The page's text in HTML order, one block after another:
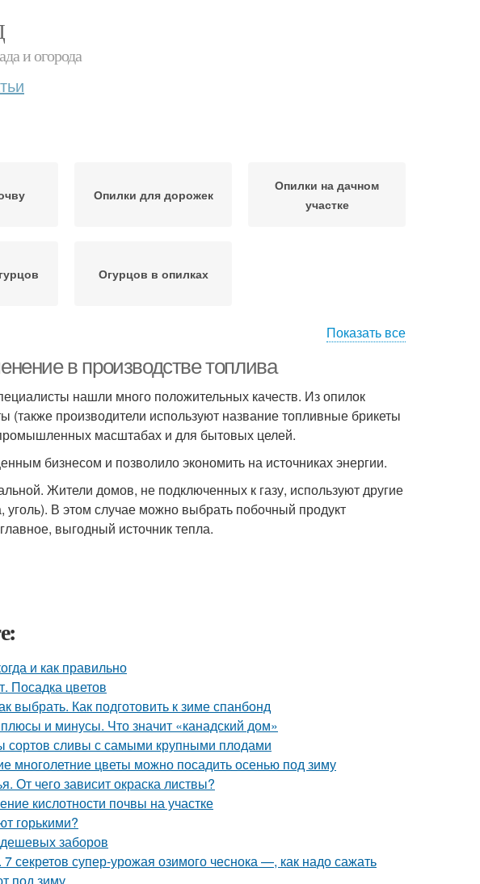
и огорода
Опилки для дорожек
Опилки на дачном
участке
Огурцов в опилках
Показать все
в производстве топлива
нашли много положительных качеств. Из опилок
(также производители используют название топливные брикеты
масштабах и для бытовых целей.
бизнесом и позволило экономить на источниках энергии.
Жители домов, не подключенных к газу, используют другие
В этом случае можно выбрать побочный продукт
выгодный источник тепла.
и как правильно
Посадка цветов
выбрать. Как подготовить к зиме спанбонд
и минусы. Что значит «канадский дом»
сортов сливы с самыми крупными плодами
многолетние цветы можно посадить осенью под зиму
От чего зависит окраска листвы?
кислотности почвы на участке
горькими?
заборов
секретов супер-урожая озимого чеснока —, как надо сажать